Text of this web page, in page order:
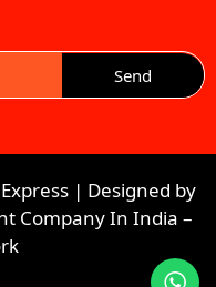
Send
| Designed by
Company In India –